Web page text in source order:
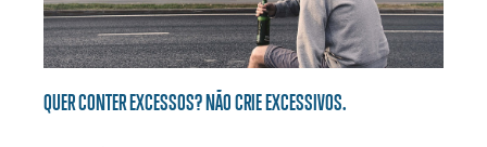
QUER CONTER EXCESSOS? NÃO CRIE EXCESSIVOS.